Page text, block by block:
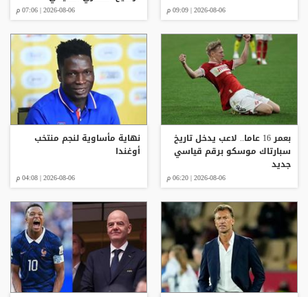
2026-08-06 | 09:09 م 2026-08-06 | 07:06 م
بعمر 16 عاما.. لاعب يدخل تاريخ
سبارتاك موسكو برقم قياسي
جديد
2026-08-06 | 06:20 م
نهاية مأساوية لنجم منتخب
أوغندا
2026-08-06 | 04:08 م